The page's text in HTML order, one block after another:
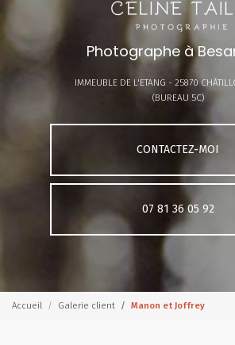
Photographe à
IMMEUBLE DE L'ETANG - 25870
(BUREAU 5C)
CONTACTEZ-MOI
07 81 36 05 92
Accueil Galerie client Manon et Joffrey